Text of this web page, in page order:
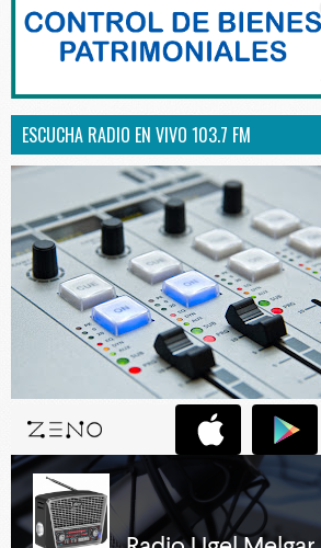
ESCUCHA RADIO EN VIVO 103.7 FM